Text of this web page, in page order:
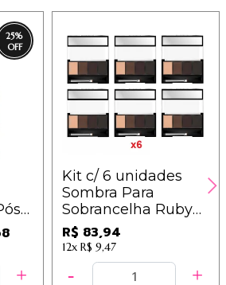
25%
Kit c/ 6 unidades
Sombra Para
Sobrancelha Ruby
Rose Hb-9354
R$ 83,94
12x R$ 9,47